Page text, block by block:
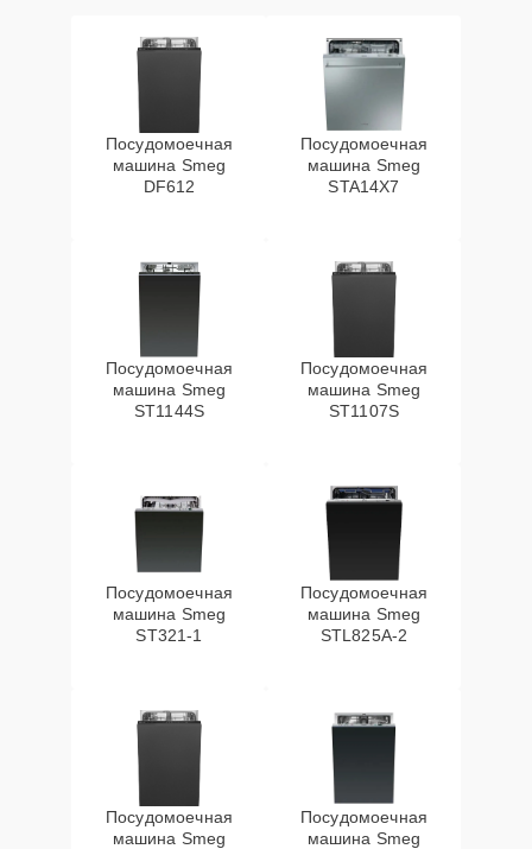
Посудомоечная
машина Smeg
DF612
Посудомоечная
машина Smeg
STA14X7
Посудомоечная
машина Smeg
ST1144S
Посудомоечная
машина Smeg
ST1107S
Посудомоечная
машина Smeg
ST321-1
Посудомоечная
машина Smeg
STL825A-2
Посудомоечная
машина Smeg
Посудомоечная
машина Smeg